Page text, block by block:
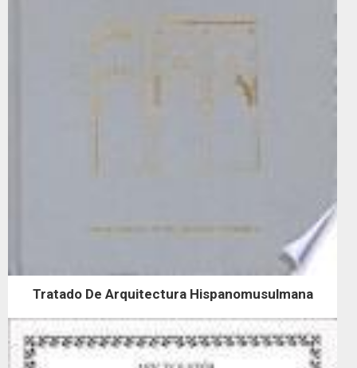
Tratado De Arquitectura Hispanomusulmana